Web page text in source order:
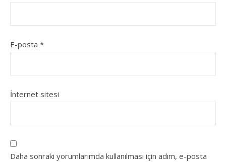
E-posta *
İnternet sitesi
Daha sonraki yorumlarımda kullanılması için adım, e-posta